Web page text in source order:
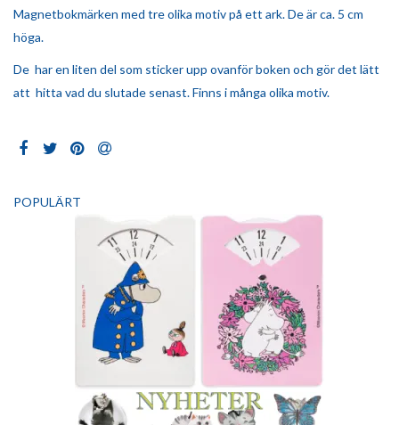
Magnetbokmärken med tre olika motiv på ett ark. De är ca. 5 cm
höga.
De har en liten del som sticker upp ovanför boken och gör det lätt
att hitta vad du slutade senast. Finns i många olika motiv.
POPULÄRT